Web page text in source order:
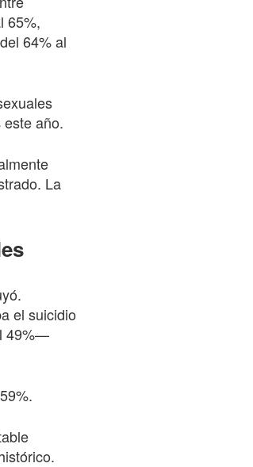
65%,
64% al
año.
La
el suicidio
49%—